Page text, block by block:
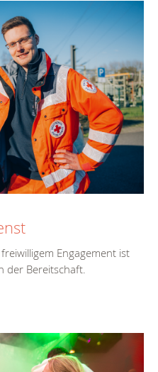
Engagement ist
der Bereitschaft.